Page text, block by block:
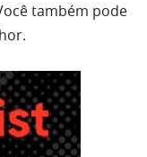
também pode